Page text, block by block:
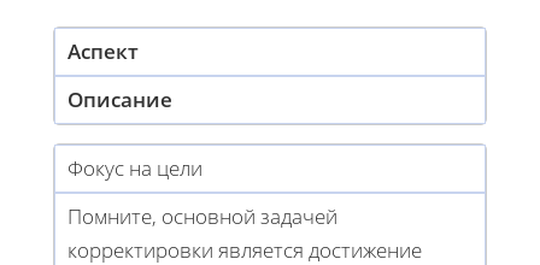
Аспект
Описание
Фокус на цели
Помните, основной задачей
корректировки является достижение